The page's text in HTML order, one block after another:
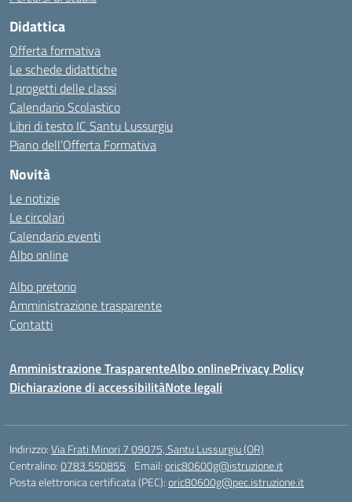
Didattica
Offerta formativa
Le schede didattiche
I progetti delle classi
Calendario Scolastico
Libri di testo IC Santu Lussurgiu
Piano dell’Offerta Formativa
Novità
Le notizie
Le circolari
Calendario eventi
Albo online
Albo pretorio
Amministrazione trasparente
Contatti
Amministrazione TrasparenteAlbo onlinePrivacy Policy
Dichiarazione di accessibilitàNote legali
Indirizzo:Via Frati Minori 7 09075, Santu Lussurgiu (OR)
Centralino:0783 550855 Email:oric80600g@istruzione.it
Posta elettronica certificata (PEC):oric80600g@pec.istruzione.it